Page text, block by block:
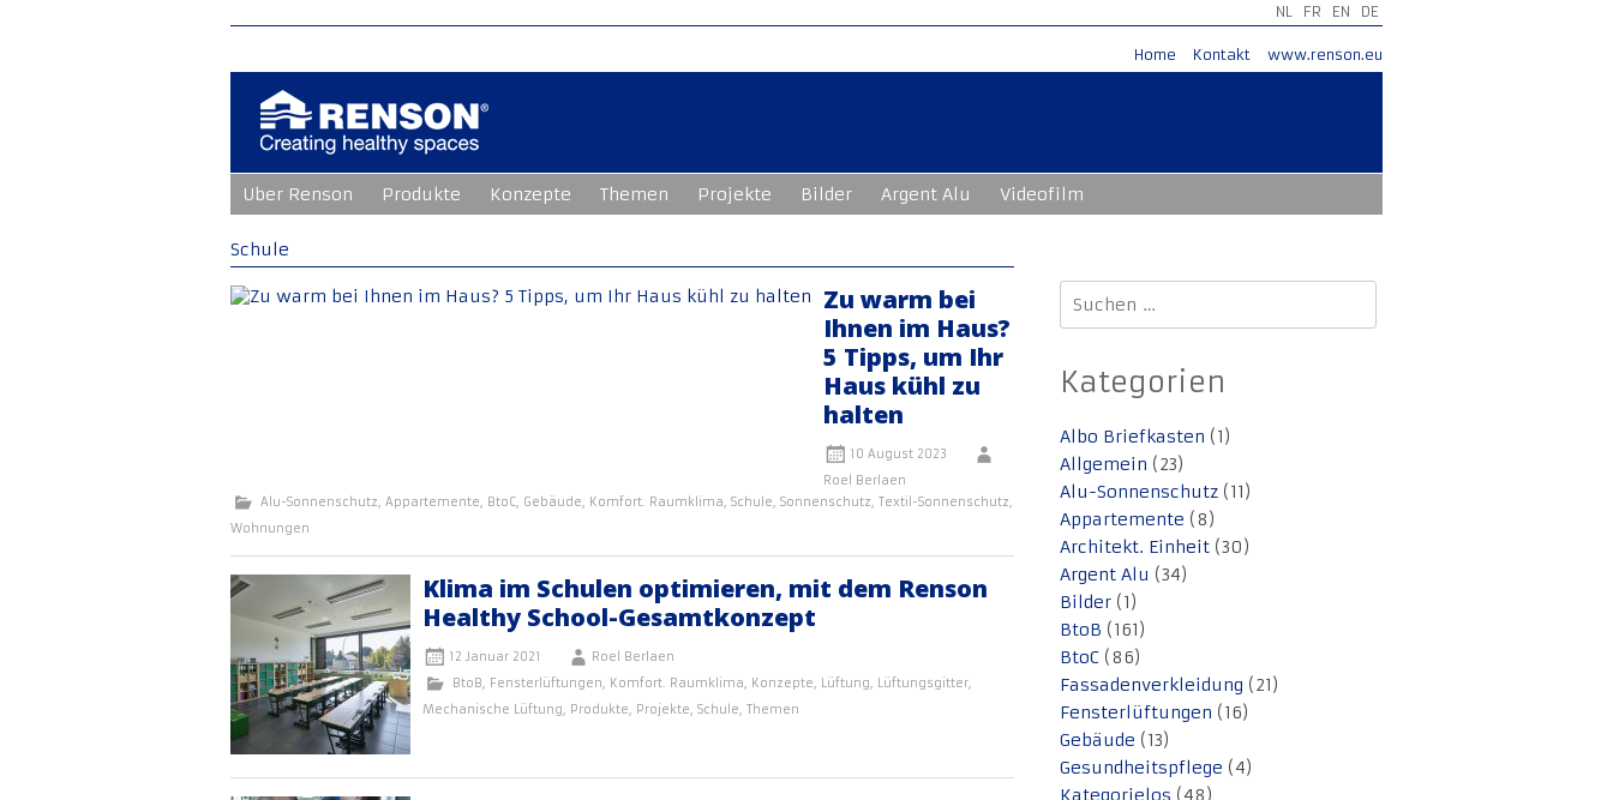
NL FR EN DE
Home Kontakt www.renson.eu
Inhalt
springen
Uber Renson Produkte Konzepte Themen Projekte Bilder Argent Alu Videofilm
Schule
Zu warm bei
Ihnen im Haus?
5 Tipps, um Ihr
Haus kühl zu
halten
10 August 2023
Roel Berlaen
Alu-Sonnenschutz, Appartemente, BtoC, Gebäude, Komfort. Raumklima, Schule, Sonnenschutz, Textil-Sonnenschutz,
Wohnungen
Klima im Schulen optimieren, mit dem Renson
Healthy School-Gesamtkonzept
12 Januar 2021
Roel Berlaen
BtoB, Fensterlüftungen, Komfort. Raumklima, Konzepte, Lüftung, Lüftungsgitter,
Mechanische Lüftung, Produkte, Projekte, Schule, Themen
Suchen
nach:
Kategorien
Albo Briefkasten (1)
Allgemein (23)
Alu-Sonnenschutz (11)
Appartemente (8)
Architekt. Einheit (30)
Argent Alu (34)
Bilder (1)
BtoB (161)
BtoC (86)
Fassadenverkleidung (21)
Fensterlüftungen (16)
Gebäude (13)
Gesundheitspflege (4)
Kategorielos (48)